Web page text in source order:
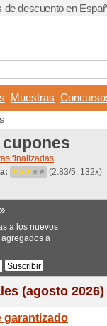
de
>